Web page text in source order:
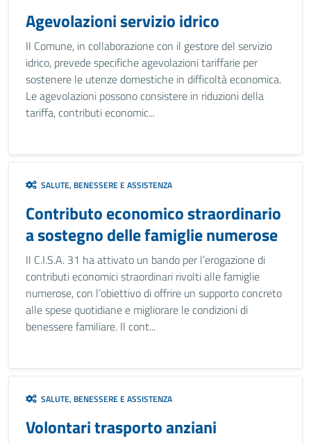
Agevolazioni servizio idrico
Il Comune, in collaborazione con il gestore del servizio
idrico, prevede specifiche agevolazioni tariffarie per
sostenere le utenze domestiche in difficoltà economica.
Le agevolazioni possono consistere in riduzioni della
tariffa, contributi economic...
SALUTE, BENESSERE E ASSISTENZA
Contributo economico straordinario
a sostegno delle famiglie numerose
Il C.I.S.A. 31 ha attivato un bando per l’erogazione di
contributi economici straordinari rivolti alle famiglie
numerose, con l’obiettivo di offrire un supporto concreto
alle spese quotidiane e migliorare le condizioni di
benessere familiare. Il cont...
SALUTE, BENESSERE E ASSISTENZA
Volontari trasporto anziani